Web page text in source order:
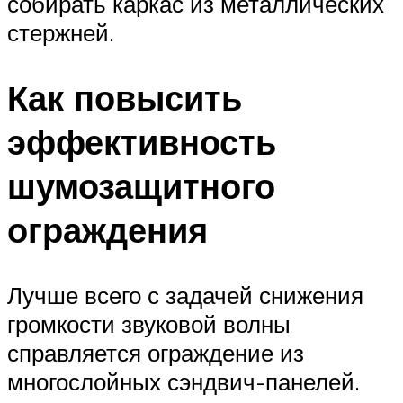
стержней.
Как повысить
эффективность
шумозащитного
ограждения
Лучше всего с задачей снижения
громкости звуковой волны
справляется ограждение из
многослойных сэндвич-панелей.